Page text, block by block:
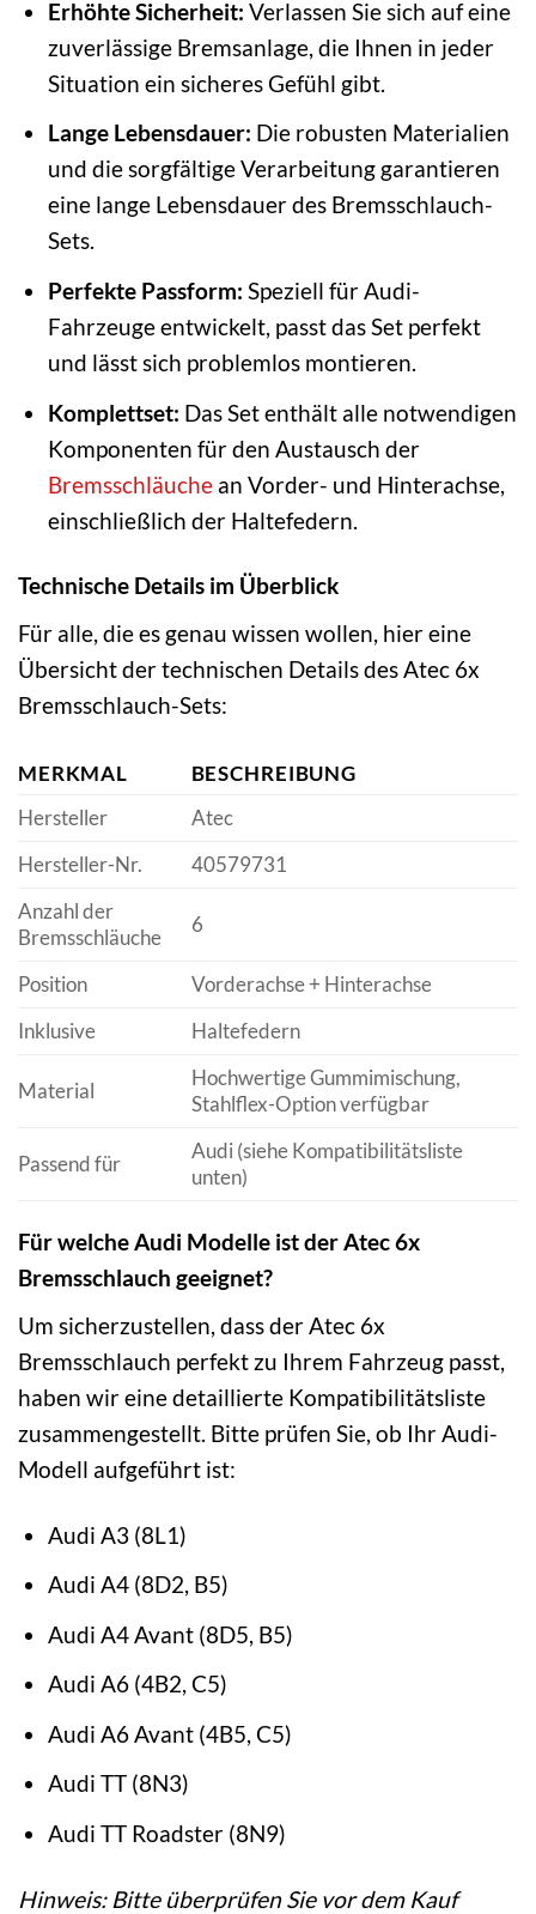
Erhöhte Sicherheit: Verlassen Sie sich auf eine
zuverlässige Bremsanlage, die Ihnen in jeder
Situation ein sicheres Gefühl gibt.
Lange Lebensdauer: Die robusten Materialien
und die sorgfältige Verarbeitung garantieren
eine lange Lebensdauer des Bremsschlauch-
Sets.
Perfekte Passform: Speziell für Audi-
Fahrzeuge entwickelt, passt das Set perfekt
und lässt sich problemlos montieren.
Komplettset: Das Set enthält alle notwendigen
Komponenten für den Austausch der
Bremsschläuchean Vorder- und Hinterachse,
einschließlich der Haltefedern.
Technische Details im Überblick
Für alle, die es genau wissen wollen, hier eine
Übersicht der technischen Details des Atec 6x
Bremsschlauch-Sets:
MERKMAL
BESCHREIBUNG
Hersteller
Atec
Hersteller-Nr.
40579731
Anzahl der
Bremsschläuche
6
Position
Vorderachse + Hinterachse
Inklusive
Haltefedern
Material
Hochwertige Gummimischung,
Stahlflex-Option verfügbar
Passend für
Audi (siehe Kompatibilitätsliste
unten)
Für welche Audi Modelle ist der Atec 6x
Bremsschlauch geeignet?
Um sicherzustellen, dass der Atec 6x
Bremsschlauch perfekt zu Ihrem Fahrzeug passt,
haben wir eine detaillierte Kompatibilitätsliste
zusammengestellt. Bitte prüfen Sie, ob Ihr Audi-
Modell aufgeführt ist:
Audi A3 (8L1)
Audi A4 (8D2, B5)
Audi A4 Avant (8D5, B5)
Audi A6 (4B2, C5)
Audi A6 Avant (4B5, C5)
Audi TT (8N3)
Audi TT Roadster (8N9)
Hinweis: Bitte überprüfen Sie vor dem Kauf